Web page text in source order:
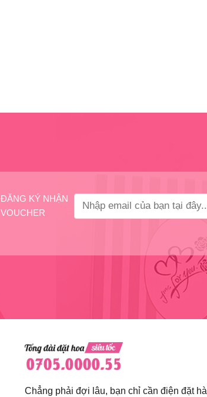
ĐĂNG KÝ NHẬN
VOUCHER
Chẳng phải đợi lâu, bạn chỉ cần điện đặt